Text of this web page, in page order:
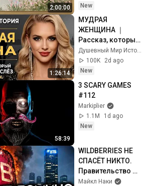
2:00:00
Ambient TV
Screensaver
New
1:26:14
МУДРАЯ
ЖЕНЩИНА ｜
Рассказ, который
трогает до
глубины души.
Очень сильная
история ｜ Аудио
рассказ.
Душевный Мир Историй
100K
2d ago
New
58:39
3 SCARY GAMES
#112
Markiplier
1.1M
1d ago
New
WILDBERRIES НЕ
СПАСЁТ НИКТО.
Правительство
отказывается
Майкл Наки